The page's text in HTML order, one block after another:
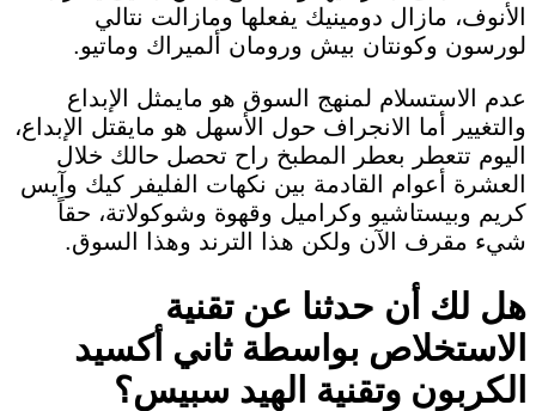
الأنوف، مازال دومينيك يفعلها ومازالت نتالي
لورسون وكونتان بيش ورومان ألميراك وماتيو.
عدم الاستسلام لمنهج السوق هو مايمثل الإبداع
والتغيير أما الانجراف حول الأسهل هو مايقتل الإبداع،
اليوم تتعطر بعطر المطبخ راح تحصل حالك خلال
العشرة أعوام القادمة بين نكهات الفليفر كيك وآيس
كريم وبيستاشيو وكراميل وقهوة وشوكولاتة، حقاً
شيء مقرف الآن ولكن هذا الترند وهذا السوق.
هل لك أن حدثنا عن تقنية
الاستخلاص بواسطة ثاني أكسيد
الكربون وتقنية الهيد سبيس؟